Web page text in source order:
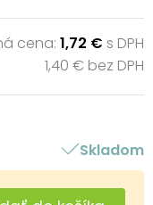
cena: 1,72 € s DPH
1,40 € bez DPH
Skladom